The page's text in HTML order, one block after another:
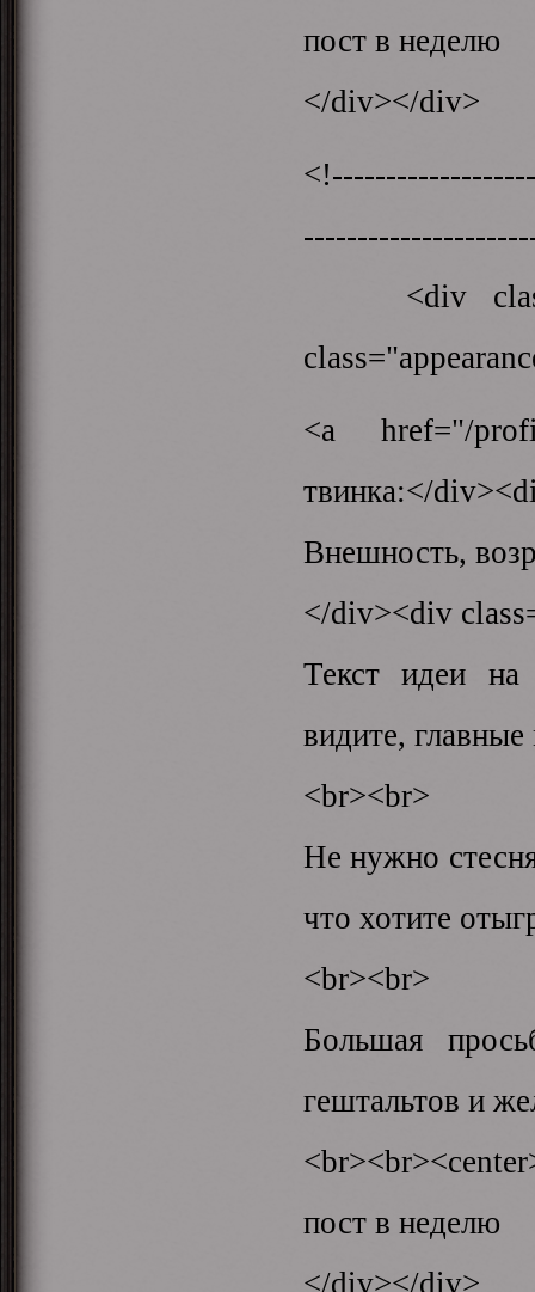
пост в неделю
</div></div>
<div
<a href="/
твинка:</
Внешность,
</div><div
Текст идеи
видите,
<br><br>
Не нужно
что хотите
<br><br>
Большая
гештальтов и
пост в неделю
</div></div>